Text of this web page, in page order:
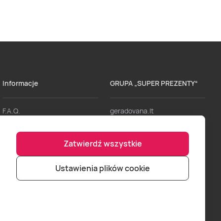
Zatwierdź wszystkie
Ustawienia plików cookie
Informacje
F.A.Q.
Formy Płatności
Punkty sprzedaży
GRUPA „SUPER PREZENTY“
geradovana.lt
bookitnow.lt